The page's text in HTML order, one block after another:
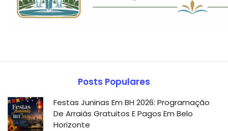
Posts Populares
Festas Juninas Em BH 2026: Programação
De Arraiás Gratuitos E Pagos Em Belo
Horizonte